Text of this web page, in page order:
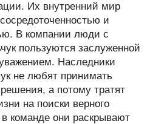
Их внутренний мир
и
В компании люди с
пользуются заслуженной
Наследники
не любят принимать
а потому тратят
на поиски верного
команде они раскрывают